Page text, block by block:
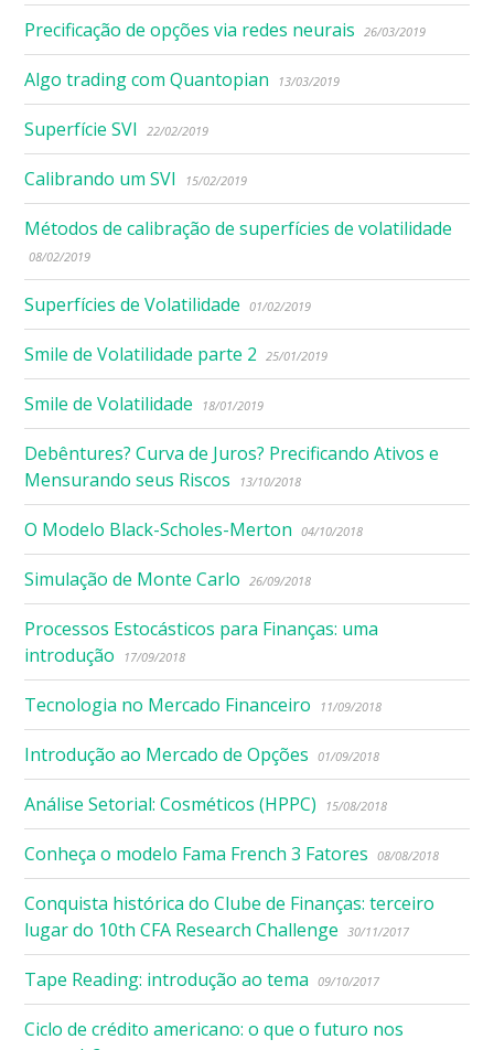
Precificação de opções via redes neurais 26/03/2019
Algo trading com Quantopian 13/03/2019
Superfície SVI 22/02/2019
Calibrando um SVI 15/02/2019
Métodos de calibração de superfícies de volatilidade
08/02/2019
Superfícies de Volatilidade 01/02/2019
Smile de Volatilidade parte 2 25/01/2019
Smile de Volatilidade 18/01/2019
Debêntures? Curva de Juros? Precificando Ativos e
Mensurando seus Riscos
13/10/2018
O Modelo Black-Scholes-Merton 04/10/2018
Simulação de Monte Carlo 26/09/2018
Processos Estocásticos para Finanças: uma
introdução
17/09/2018
Tecnologia no Mercado Financeiro 11/09/2018
Introdução ao Mercado de Opções 01/09/2018
Análise Setorial: Cosméticos (HPPC) 15/08/2018
Conheça o modelo Fama French 3 Fatores 08/08/2018
Conquista histórica do Clube de Finanças: terceiro
lugar do 10th CFA Research Challenge
30/11/2017
Tape Reading: introdução ao tema 09/10/2017
Ciclo de crédito americano: o que o futuro nos